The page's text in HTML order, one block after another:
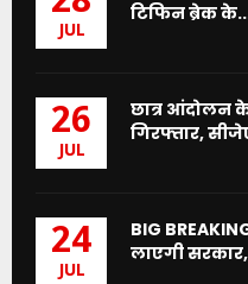
JUL
टिफिन ब्रेक
26
JUL
छात्र आंदोलन के
गिरफ्तार,
24
JUL
BIG
लाएगी